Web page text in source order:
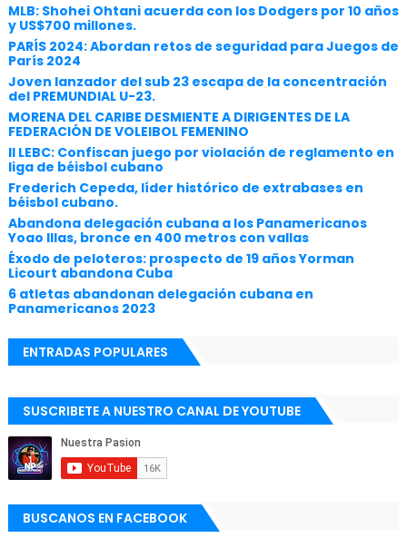
MLB: Shohei Ohtani acuerda con los Dodgers por 10 años
y US$700 millones.
PARÍS 2024: Abordan retos de seguridad para Juegos de
París 2024
Joven lanzador del sub 23 escapa de la concentración
del PREMUNDIAL U-23.
MORENA DEL CARIBE DESMIENTE A DIRIGENTES DE LA
FEDERACIÓN DE VOLEIBOL FEMENINO
II LEBC: Confiscan juego por violación de reglamento en
liga de béisbol cubano
Frederich Cepeda, líder histórico de extrabases en
béisbol cubano.
Abandona delegación cubana a los Panamericanos
Yoao Illas, bronce en 400 metros con vallas
Éxodo de peloteros: prospecto de 19 años Yorman
Licourt abandona Cuba
6 atletas abandonan delegación cubana en
Panamericanos 2023
ENTRADAS POPULARES
SUSCRIBETE A NUESTRO CANAL DE YOUTUBE
BUSCANOS EN FACEBOOK